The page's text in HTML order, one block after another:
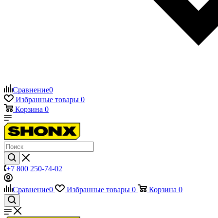
Сравнение0
Избранные товары 0
Корзина 0
+7 800 250-74-02
Сравнение0 Избранные товары 0 Корзина 0